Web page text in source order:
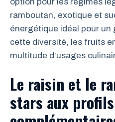
ramboutan, exotique et
énergétique idéal pour un
cette diversité, les fruits
multitude d’usages
Le raisin et le
stars aux profils